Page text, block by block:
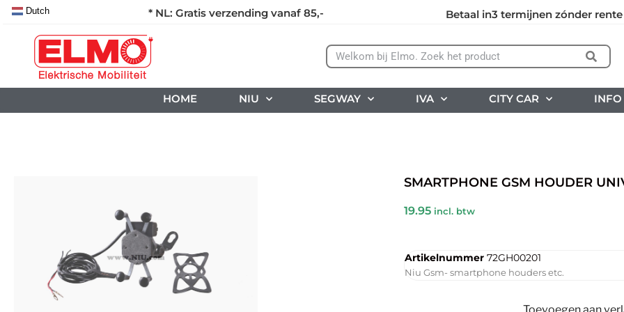
* NL: Gratis verzending vanaf 85,- Betaal in3 termijnen zónder
Dutch
HOME NIU SEGWAY IVA CITY CAR INFO
SMARTPHONE GSM HOUDER
19.95 incl. btw
Artikelnummer 72GH00201
Niu Gsm- smartphone houders etc.